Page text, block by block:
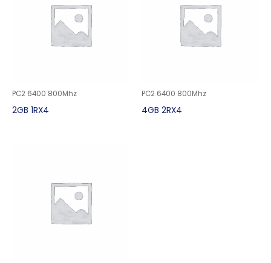
PC2 6400 800Mhz
2GB 1RX4
PC2 6400 800Mhz
4GB 2RX4